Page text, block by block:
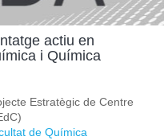
actiu en
i Química
Estratègic de Centre
de Química